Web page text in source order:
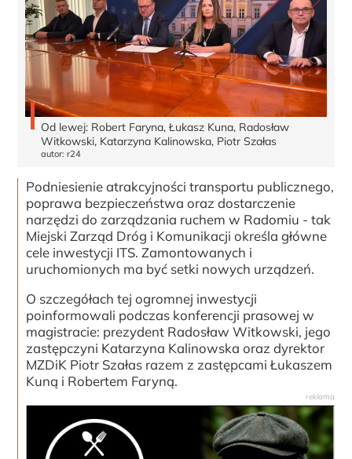
Od lewej: Robert Faryna, Łukasz Kuna, Radosław
Witkowski, Katarzyna Kalinowska, Piotr Szałas
autor: r24
Podniesienie atrakcyjności transportu publicznego,
poprawa bezpieczeństwa oraz dostarczenie
narzędzi do zarządzania ruchem w Radomiu - tak
Miejski Zarząd Dróg i Komunikacji określa główne
cele inwestycji ITS. Zamontowanych i
uruchomionych ma być setki nowych urządzeń.
O szczegółach tej ogromnej inwestycji
poinformowali podczas konferencji prasowej w
magistracie: prezydent Radosław Witkowski, jego
zastępczyni Katarzyna Kalinowska oraz dyrektor
MZDiK Piotr Szałas razem z zastępcami Łukaszem
Kuną i Robertem Faryną.